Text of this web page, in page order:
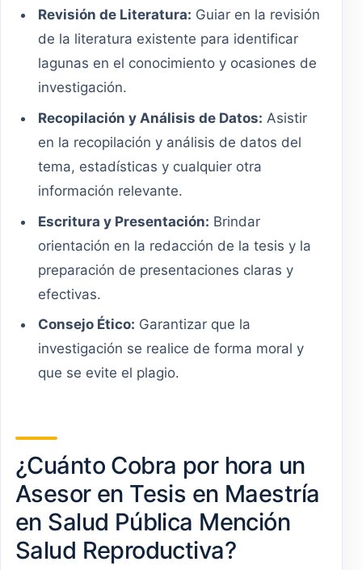
Revisión de Literatura: Guiar en la revisión
de la literatura existente para identificar
lagunas en el conocimiento y ocasiones de
investigación.
Recopilación y Análisis de Datos: Asistir
en la recopilación y análisis de datos del
tema, estadísticas y cualquier otra
información relevante.
Escritura y Presentación: Brindar
orientación en la redacción de la tesis y la
preparación de presentaciones claras y
efectivas.
Consejo Ético: Garantizar que la
investigación se realice de forma moral y
que se evite el plagio.
¿Cuánto Cobra por hora un
Asesor en Tesis en Maestría
en Salud Pública Mención
Salud Reproductiva?